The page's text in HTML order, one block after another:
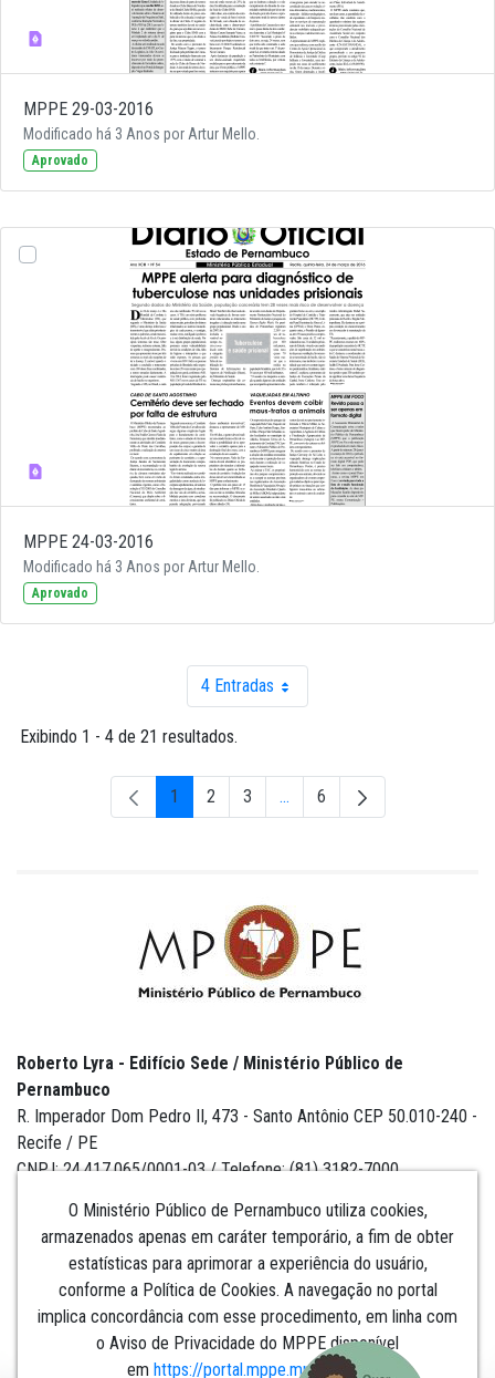
MPPE 29-03-2016
Modificado há 3 Anos por Artur Mello.
Aprovado
MPPE 24-03-2016
Modificado há 3 Anos por Artur Mello.
Aprovado
4 EntradasPor página
Exibindo 1 - 4 de 21 resultados.
Página
1 Página
2 Página
3 ...Páginas intermediárias Usar
Página
6
O Ministério Público de Pernambuco utiliza cookies,
armazenados apenas em caráter temporário, a fim de obter
estatísticas para aprimorar a experiência do usuário,
conforme a Política de Cookies. A navegação no portal
implica concordância com esse procedimento, em linha com
o Aviso de Privacidade do MPPE disponível
em https://portal.mppe.mp.br/lgpd.​​​​​​​
Roberto Lyra - Edifício Sede / Ministério Público de
Pernambuco
R. Imperador Dom Pedro II, 473 - Santo Antônio CEP 50.010-240 -
Recife / PE
CNPJ: 24.417.065/0001-03 / Telefone: (81) 3182-7000
Institucional
Comunicação